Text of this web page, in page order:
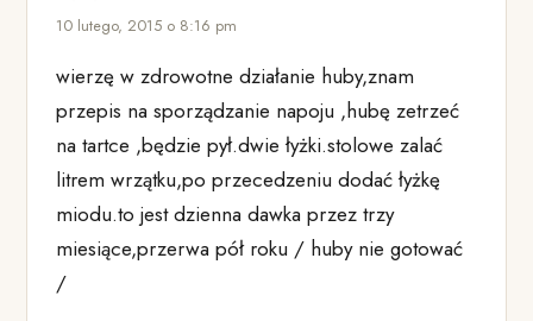
10 lutego, 2015 o 8:16 pm
wierzę w zdrowotne działanie huby,znam
przepis na sporządzanie napoju ,hubę zetrzeć
na tartce ,będzie pył.dwie łyżki.stolowe zalać
litrem wrzątku,po przecedzeniu dodać łyżkę
miodu.to jest dzienna dawka przez trzy
miesiące,przerwa pół roku / huby nie gotować
/